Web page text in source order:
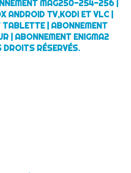
MAG250-254-256 |
ANDROID TV,KODI ET VLC |
| ABONNEMENT
| ABONNEMENT ENIGMA2
RÉSERVÉS.